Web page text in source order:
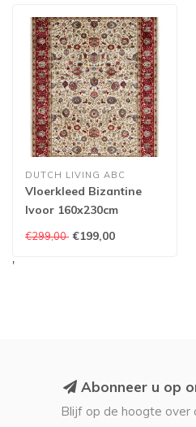
DUTCH LIVING ABC
Vloerkleed Bizantine
Ivoor 160x230cm
€299,00 €199,00
'
Abonneer u op
Blijf op de hoogte over